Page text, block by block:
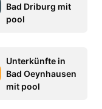
Bad Driburg mit
pool
Unterkünfte in
Bad Oeynhausen
mit pool